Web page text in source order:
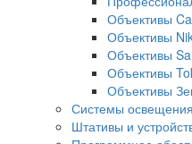
Объективы
Объективы
Объективы
Объективы
Объективы
Системы
Штативы и